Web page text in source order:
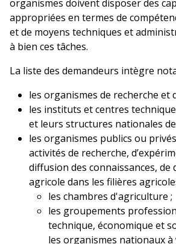
organismes doivent disposer des
appropriées en termes de
et de moyens techniques et
à bien ces tâches.
La liste des demandeurs intègre
les organismes de recherche et
les instituts et centres
et leurs structures nationales
les organismes publics ou
activités de recherche,
diffusion des connaissances, de
agricole dans les filières
les chambres d'agriculture ;
les groupements
technique, économique et
les organismes nationaux